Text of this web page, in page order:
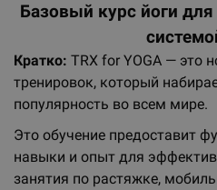
Базовый курс йоги
Кратко: TRX for YOGA — это
тренировок, который
популярность во всем мире.
Это обучение предоставит
навыки и опыт для
занятия по растяжке,